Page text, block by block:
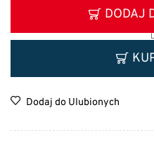
DODAJ
Dodaj do Ulubionych